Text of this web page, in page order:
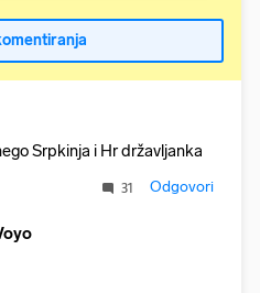
Srpkinja i Hr državljanka
31 Odgovori